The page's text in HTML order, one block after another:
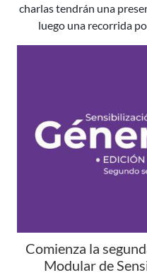
charlas tendrán una
luego una recorrida
Comienza la
Modular de